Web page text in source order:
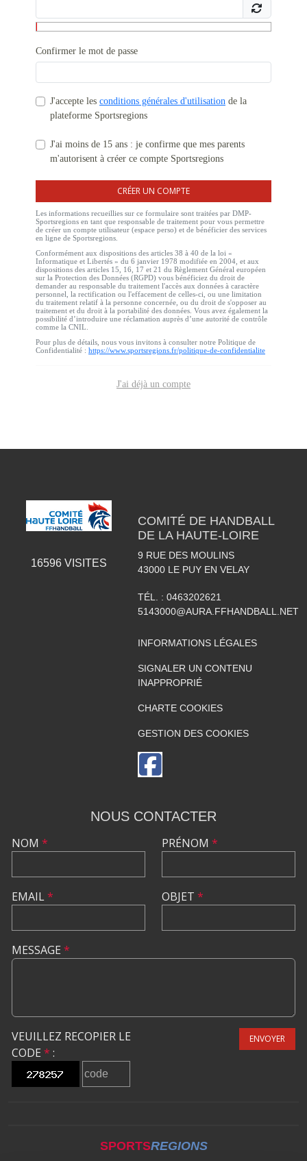
Confirmer le mot de passe
J'accepte les conditions générales d'utilisation de la
plateforme Sportsregions
J'ai moins de 15 ans : je confirme que mes parents
m'autorisent à créer ce compte Sportsregions
CRÉER UN COMPTE
Les informations recueillies sur ce formulaire sont traitées par DMP-
Sportsregions en tant que responsable de traitement pour vous permettre
de créer un compte utilisateur (espace perso) et de bénéficier des services
en ligne de Sportsregions.
Conformément aux dispositions des articles 38 à 40 de la loi «
Informatique et Libertés » du 6 janvier 1978 modifiée en 2004, et aux
dispositions des articles 15, 16, 17 et 21 du Règlement Général européen
sur la Protection des Données (RGPD) vous bénéficiez du droit de
demander au responsable du traitement l'accès aux données à caractère
personnel, la rectification ou l'effacement de celles-ci, ou une limitation
du traitement relatif à la personne concernée, ou du droit de s'opposer au
traitement et du droit à la portabilité des données. Vous avez également la
possibilité d’introduire une réclamation auprès d’une autorité de contrôle
comme la CNIL.
Pour plus de détails, nous vous invitons à consulter notre Politique de
Confidentialité : https://www.sportsregions.fr/politique-de-confidentialite
J'ai déjà un compte
16596VISITES
COMITÉ DE HANDBALL
DE LA HAUTE-LOIRE
9 RUE DES MOULINS
43000 LE PUY EN VELAY
TÉL. : 0463202621
5143000@AURA.FFHANDBALL.NET
INFORMATIONS LÉGALES
SIGNALER UN CONTENU
INAPPROPRIÉ
CHARTE COOKIES
GESTION DES COOKIES
NOUS CONTACTER
NOM *
EMAIL*
PRÉNOM *
OBJET *
MESSAGE *
VEUILLEZ RECOPIER LE
CODE * :
ENVOYER
SPORTSREGIONS